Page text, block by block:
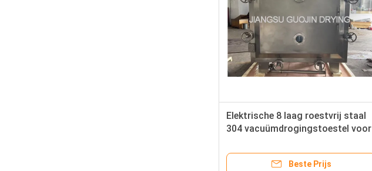
Elektrische 8 laag roestvrij staal
304 vacuümdrogingstoestel voor
Beste Prijs